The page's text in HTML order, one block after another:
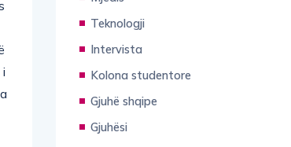
Mjedis
Teknologji
Gjuhë shqipe
Gjuhësi